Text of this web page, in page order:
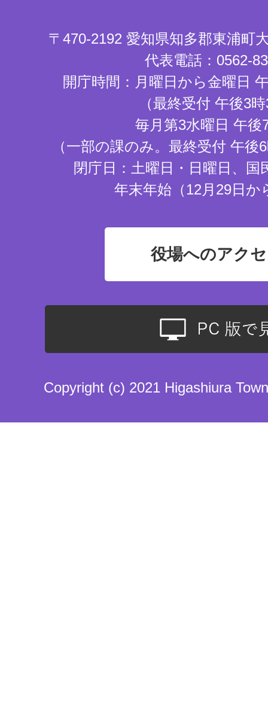
〒470-2192 愛知県知多郡東浦町
代表電話：0562-
開庁時間：月曜日から金曜日
（最終受付 午後3
毎月第3水曜日 午後
（一部の課のみ。最終受付 午
閉庁日：土曜日・日曜日、国
年末年始（12月29日か
役場へのアク
Copyright (c) 2021 Higashiura